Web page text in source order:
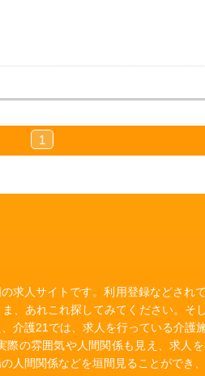
1
求人サイトです。利用登録などされ
、あれこれ探してみてください。そ
介護21では、求人を行っている介護
の雰囲気や人間関係も見え、求人
人間関係などを垣間見ることができ